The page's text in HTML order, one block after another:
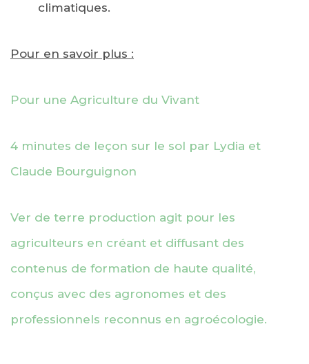
climatiques.
Pour en savoir plus :
Pour une Agriculture du Vivant
4 minutes de leçon sur le sol par Lydia et
Claude Bourguignon
Ver de terre production agit pour les
agriculteurs en créant et diffusant des
contenus de formation de haute qualité,
conçus avec des agronomes et des
professionnels reconnus en agroécologie.